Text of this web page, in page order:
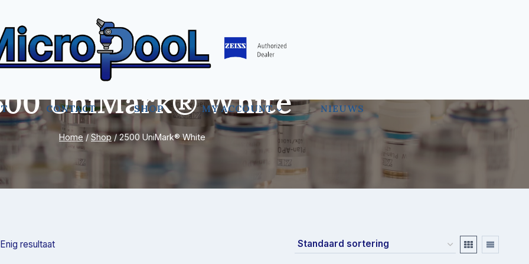
CONTACT SHOP MY ACCOUNT NIEUWS
UniMark® White
Home / Shop / 2500 UniMark® White
Enig resultaat